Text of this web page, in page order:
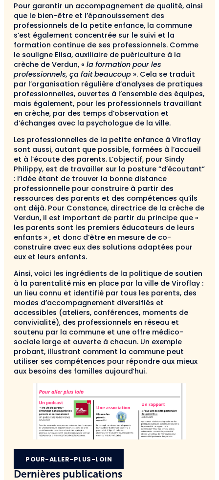
Pour garantir un accompagnement de qualité, ainsi
que le bien-être et l’épanouissement des
professionnels de la petite enfance, la commune
s’est également concentrée sur le suivi et la
formation continue de ses professionnels. Comme
le souligne Elisa, auxiliaire de puériculture à la
crèche de Verdun, « la formation pour les
professionnels, ça fait beaucoup ». Cela se traduit
par l’organisation régulière d’analyses de pratiques
professionnelles, ouvertes à l’ensemble des équipes,
mais également, pour les professionnels travaillant
en crèche, par des temps d’observation et
d’échanges avec la psychologue de la ville.
Les professionnelles de la petite enfance à Viroflay
sont aussi, autant que possible, formées à l’accueil
et à l’écoute des parents. L’objectif, pour Sindy
Philippy, est de travailler sur la posture “d’écoutant”
: l’idée étant de trouver la bonne distance
professionnelle pour construire à partir des
ressources des parents et des compétences qu’ils
ont déjà. Pour Constance, directrice de la crèche de
Verdun, il est important de partir du principe que «
les parents sont les premiers éducateurs de leurs
enfants » , et donc d’être en mesure de co-
construire avec eux des solutions adaptées pour
eux et leurs enfants.
Ainsi, voici les ingrédients de la politique de soutien
à la parentalité mis en place par la ville de Viroflay :
un lieu connu et identifié par tous les parents, des
modes d’accompagnement diversifiés et
accessibles (ateliers, conférences, moments de
convivialité), des professionnels en réseau et
soutenu par la commune et une offre médico-
sociale large et ouverte à chacun. Un exemple
probant, illustrant comment la commune peut
utiliser ses compétences pour répondre aux mieux
aux besoins des familles aujourd’hui.
POUR-ALLER-PLUS-LOIN
Dernières publications